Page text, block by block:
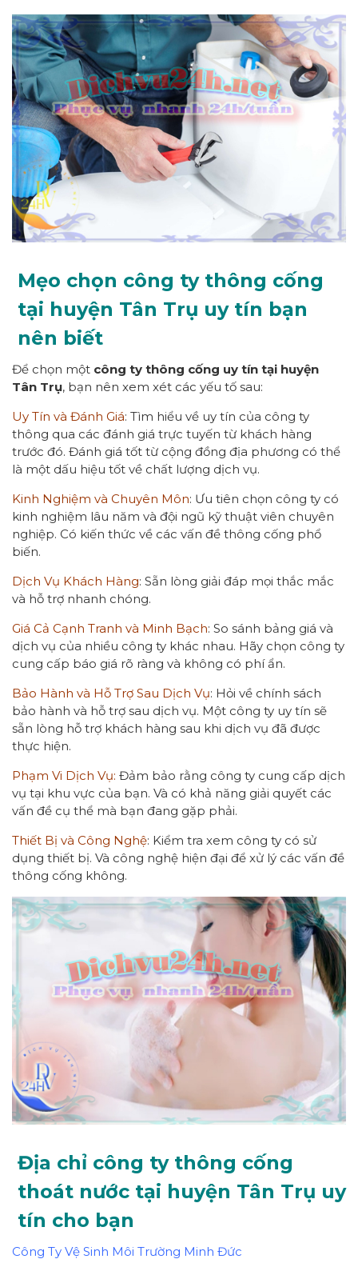
Mẹo chọn công ty thông cống
tại huyện Tân Trụ uy tín bạn
nên biết
Để chọn một công ty thông cống uy tín tại huyện
Tân Trụ, bạn nên xem xét các yếu tố sau:
Uy Tín và Đánh Giá: Tìm hiểu về uy tín của công ty
thông qua các đánh giá trực tuyến từ khách hàng
trước đó. Đánh giá tốt từ cộng đồng địa phương có thể
là một dấu hiệu tốt về chất lượng dịch vụ.
Kinh Nghiệm và Chuyên Môn: Ưu tiên chọn công ty có
kinh nghiệm lâu năm và đội ngũ kỹ thuật viên chuyên
nghiệp. Có kiến thức về các vấn đề thông cống phổ
biến.
Dịch Vụ Khách Hàng: Sẵn lòng giải đáp mọi thắc mắc
và hỗ trợ nhanh chóng.
Giá Cả Cạnh Tranh và Minh Bạch: So sánh bảng giá và
dịch vụ của nhiều công ty khác nhau. Hãy chọn công ty
cung cấp báo giá rõ ràng và không có phí ẩn.
Bảo Hành và Hỗ Trợ Sau Dịch Vụ: Hỏi về chính sách
bảo hành và hỗ trợ sau dịch vụ. Một công ty uy tín sẽ
sẵn lòng hỗ trợ khách hàng sau khi dịch vụ đã được
thực hiện.
Phạm Vi Dịch Vụ: Đảm bảo rằng công ty cung cấp dịch
vụ tại khu vực của bạn. Và có khả năng giải quyết các
vấn đề cụ thể mà bạn đang gặp phải.
Thiết Bị và Công Nghệ: Kiểm tra xem công ty có sử
dụng thiết bị. Và công nghệ hiện đại để xử lý các vấn đề
thông cống không.
Địa chỉ công ty thông cống
thoát nước tại huyện Tân Trụ uy
tín cho bạn
Công Ty Vệ Sinh Môi Trường Minh Đức